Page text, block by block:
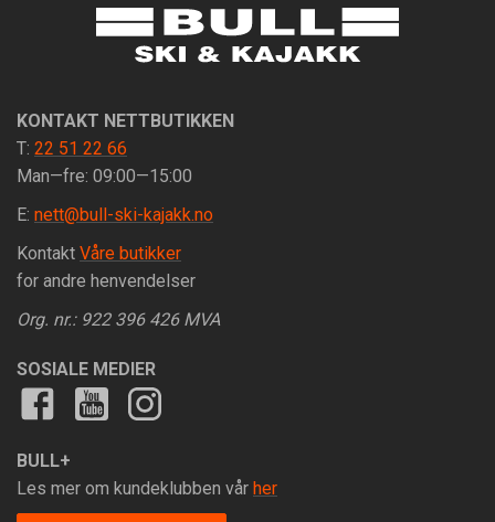
KONTAKT NETTBUTIKKEN
T: 22 51 22 66
Man—fre: 09:00—15:00
E: nett@bull-ski-kajakk.no
Kontakt Våre butikker
for andre henvendelser
Org. nr.: 922 396 426 MVA
SOSIALE MEDIER
BULL+
Les mer om kundeklubben vår her